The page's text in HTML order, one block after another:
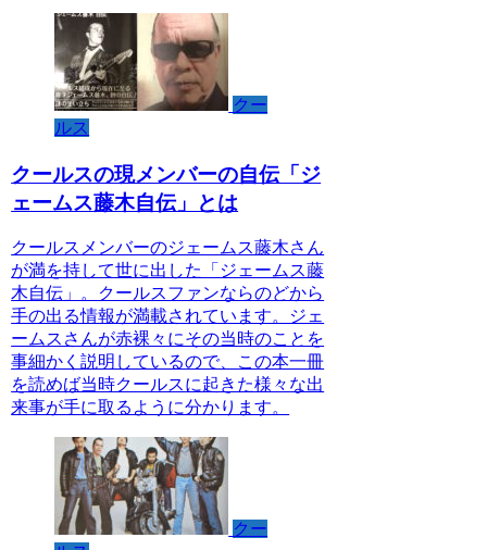
クー
ルス
クールスの現メンバーの自伝「ジ
ェームス藤木自伝」とは
クールスメンバーのジェームス藤木さん
が満を持して世に出した「ジェームス藤
木自伝」。クールスファンならのどから
手の出る情報が満載されています。ジェ
ームスさんが赤裸々にその当時のことを
事細かく説明しているので、この本一冊
を読めば当時クールスに起きた様々な出
来事が手に取るように分かります。
クー